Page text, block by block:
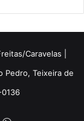
Caravelas |
Pedro, Teixeira de